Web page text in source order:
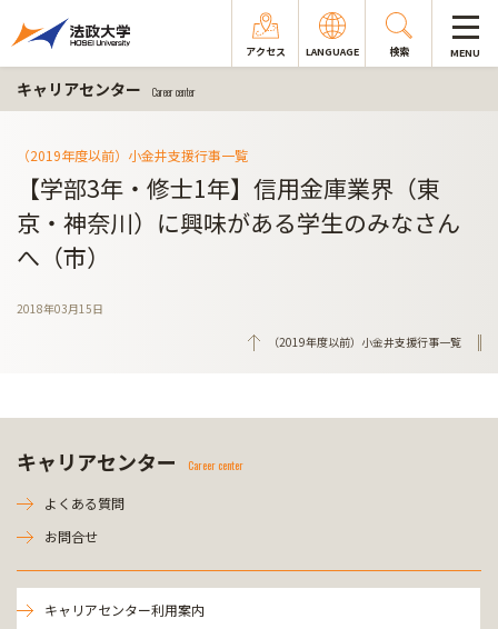
アクセス LANGUAGE 検索 MENU
キャリアセンター Career center
（2019年度以前）小金井支援行事一覧
【学部3年・修士1年】信用金庫業界（東
京・神奈川）に興味がある学生のみなさん
へ（市）
2018年03月15日
（2019年度以前）小金井支援行事一覧
キャリアセンター Career center
よくある質問
お問合せ
キャリアセンター利用案内